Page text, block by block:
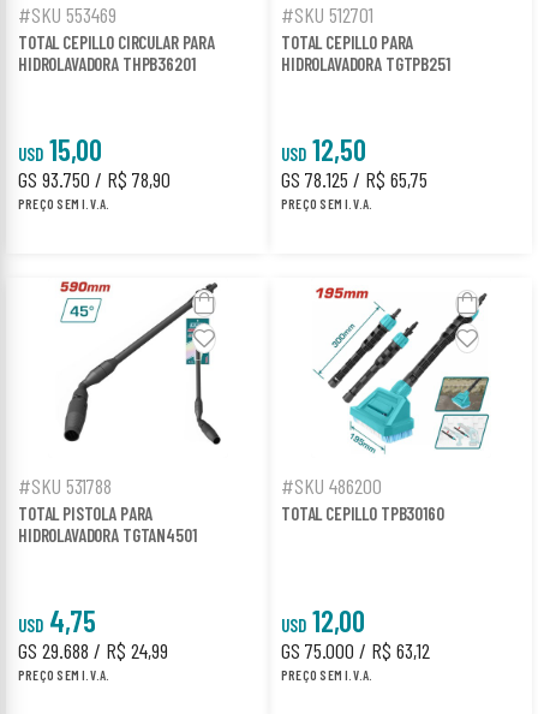
#SKU 553469
TOTAL CEPILLO CIRCULAR PARA
HIDROLAVADORA THPB36201
USD 15,00
GS 93.750 / R$ 78,90
PREÇO SEM I.V.A.
#SKU 512701
TOTAL CEPILLO PARA
HIDROLAVADORA TGTPB251
USD 12,50
GS 78.125 / R$ 65,75
PREÇO SEM I.V.A.
#SKU 531788
TOTAL PISTOLA PARA
HIDROLAVADORA TGTAN4501
USD 4,75
GS 29.688 / R$ 24,99
PREÇO SEM I.V.A.
#SKU 486200
TOTAL CEPILLO TPB30160
USD 12,00
GS 75.000 / R$ 63,12
PREÇO SEM I.V.A.